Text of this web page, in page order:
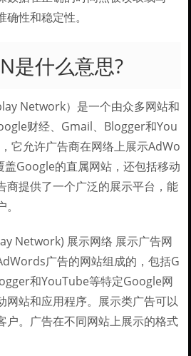
性和稳定性。
是什么意思?
Network）是一个由众多网站和
财经、Gmail、Blogger和You
它允许广告商在网络上展示AdWo
Google的直属网站，还包括移动
商提供了一个广泛的展示平台，能
Network) 展示网络 展示广告网
广告的网站组成的，包括G
和YouTube等特定Google网
网站和应用程序。展示类广告可以
户。广告在不同网站上展示的格式